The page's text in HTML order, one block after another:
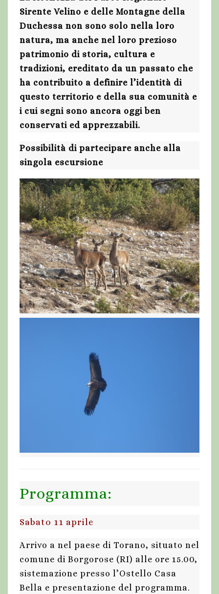
Sirente Velino e delle Montagne della
Duchessa non sono solo nella loro
natura, ma anche nel loro prezioso
patrimonio di storia, cultura e
tradizioni, ereditato da un passato che
ha contribuito a definire l’identità di
questo territorio e della sua comunità e
i cui segni sono ancora oggi ben
conservati ed apprezzabili.
Possibilità di partecipare anche alla
singola escursione
Programma:
Sabato 11 aprile
Arrivo a nel paese di Torano, situato nel
comune di Borgorose (RI) alle ore 15.00,
sistemazione presso l’Ostello Casa
Bella e presentazione del programma.